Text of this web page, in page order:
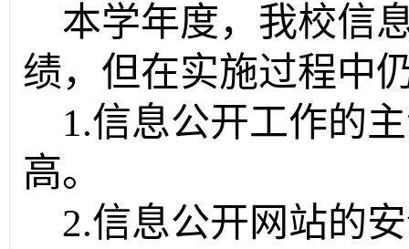
本学年度，我校信
绩，但在实施过程中
1.信息公开工作的
高。
2.信息公开网站的